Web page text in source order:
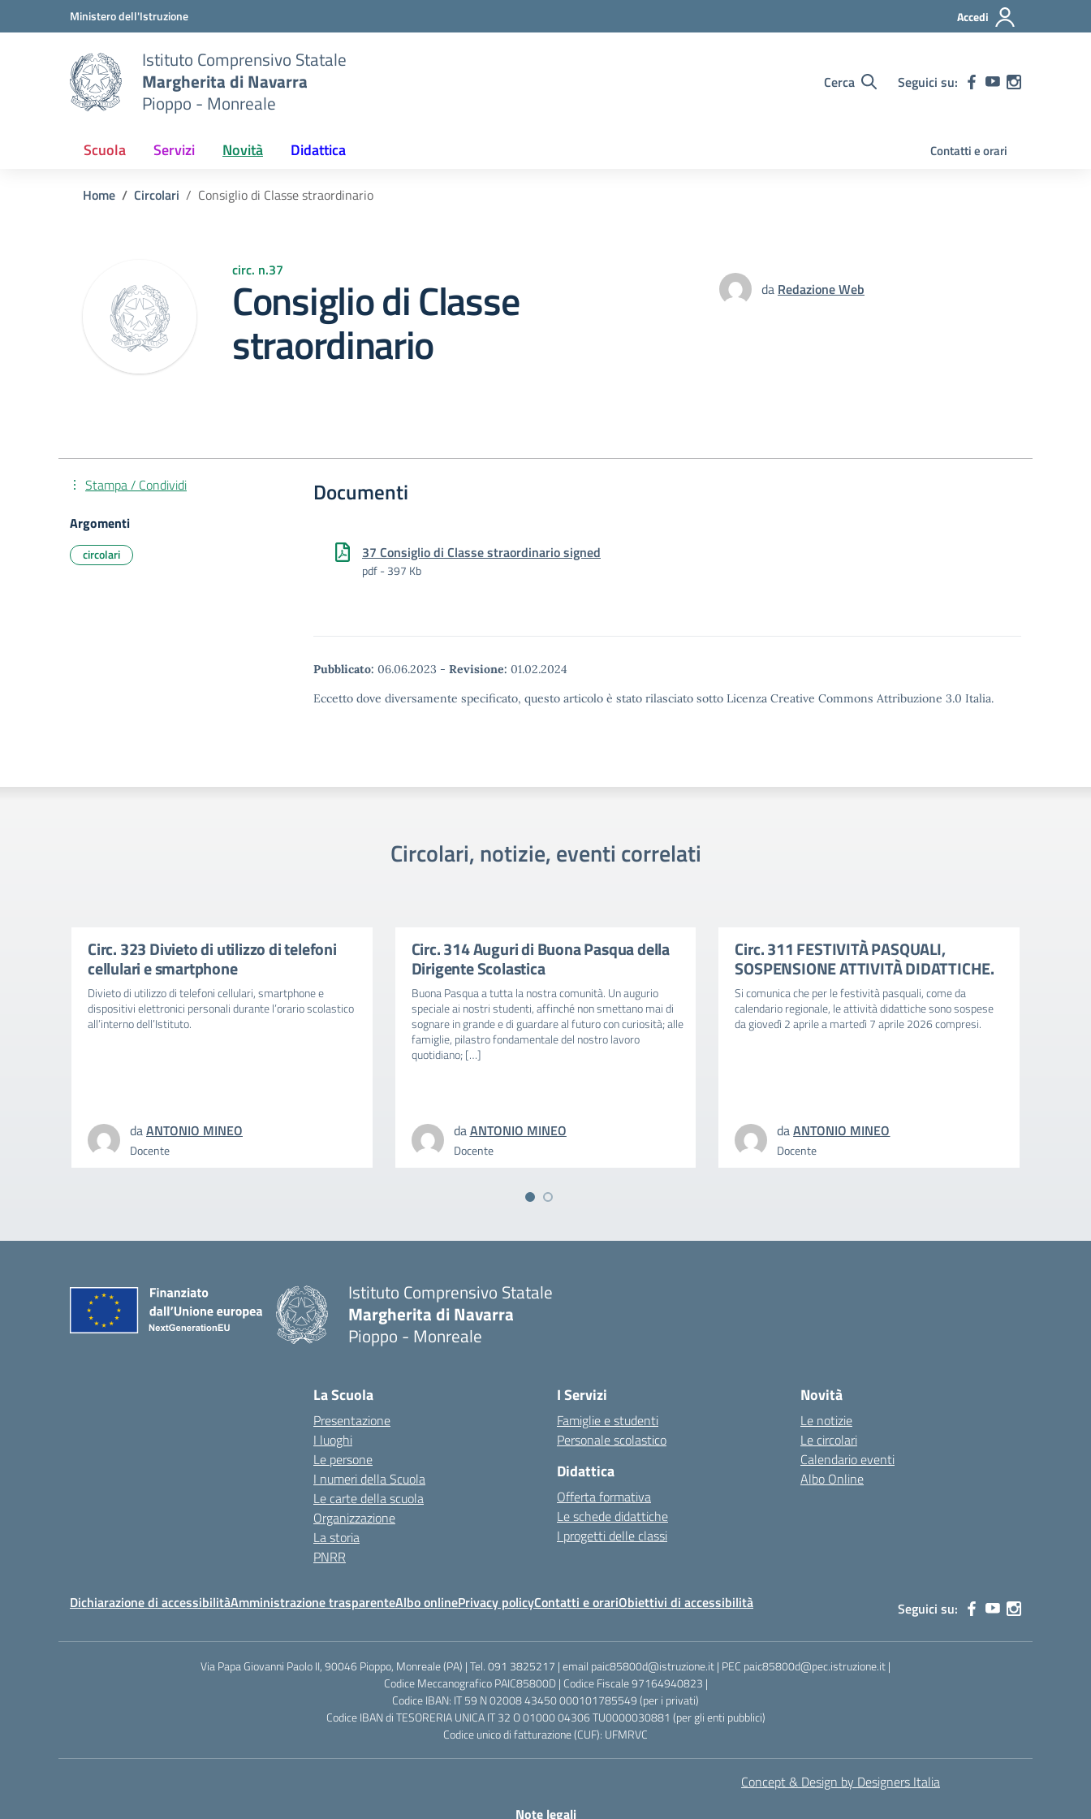
Vai ai contenuti
Vai al menu di navigazione
Ministero dell'Istruzione Accedi
Istituto Comprensivo Statale
Margherita di Navarra
Pioppo - Monreale
Cerca Seguici su:
Scuola Servizi Novità Didattica Contatti e orari
Home Circolari Consiglio di Classe straordinario
circ. n.37
Consiglio di Classe
straordinario
da Redazione Web
Documenti
37 Consiglio di Classe straordinario signed
pdf - 397 Kb
Pubblicato: 06.06.2023 - Revisione: 01.02.2024
Eccetto dove diversamente specificato, questo articolo è stato rilasciato sotto Licenza Creative Commons Attribuzione 3.0 Italia.
Stampa / Condividi
Argomenti
circolari
Circolari, notizie, eventi correlati
Circ. 323 Divieto di utilizzo di telefoni
cellulari e smartphone
Divieto di utilizzo di telefoni cellulari, smartphone e
dispositivi elettronici personali durante l’orario scolastico
all’interno dell’Istituto.
daANTONIO MINEO
Docente
Circ. 314 Auguri di Buona Pasqua della
Dirigente Scolastica
Buona Pasqua a tutta la nostra comunità. Un augurio
speciale ai nostri studenti, affinché non smettano mai di
sognare in grande e di guardare al futuro con curiosità; alle
famiglie, pilastro fondamentale del nostro lavoro
quotidiano; […]
daANTONIO MINEO
Docente
Circ. 311 FESTIVITÀ PASQUALI,
SOSPENSIONE ATTIVITÀ DIDATTICHE.
Si comunica che per le festività pasquali, come da
calendario regionale, le attività didattiche sono sospese
da giovedì 2 aprile a martedì 7 aprile 2026 compresi.
daANTONIO MINEO
Docente
Istituto Comprensivo Statale
Margherita di Navarra
Pioppo - Monreale
La Scuola
Presentazione
I luoghi
Le persone
I numeri della Scuola
Le carte della scuola
Organizzazione
La storia
PNRR
I Servizi
Famiglie e studenti
Personale scolastico
Didattica
Offerta formativa
Le schede didattiche
I progetti delle classi
Novità
Le notizie
Le circolari
Calendario eventi
Albo Online
Dichiarazione di accessibilitàAmministrazione trasparenteAlbo onlinePrivacy policyContatti e orariObiettivi di accessibilità Seguici su:
Via Papa Giovanni Paolo II, 90046 Pioppo, Monreale (PA) | Tel. 091 3825217 | email paic85800d@istruzione.it | PEC paic85800d@pec.istruzione.it |
Codice Meccanografico PAIC85800D | Codice Fiscale 97164940823 |
Codice IBAN: IT 59 N 02008 43450 000101785549 (per i privati)
Codice IBAN di TESORERIA UNICA IT 32 O 01000 04306 TU0000030881 (per gli enti pubblici)
Codice unico di fatturazione (CUF): UFMRVC
Concept & Design by Designers Italia
Note legali